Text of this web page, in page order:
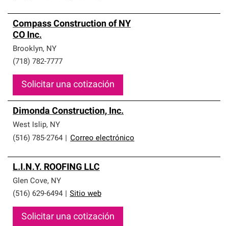
Compass Construction of NY
CO Inc.
Brooklyn, NY
(718) 782-7777
Solicitar una cotización
Dimonda Construction, Inc.
West Islip, NY
(516) 785-2764
Correo electrónico
L.I.N.Y. ROOFING LLC
Glen Cove, NY
(516) 629-6494
Sitio web
Solicitar una cotización